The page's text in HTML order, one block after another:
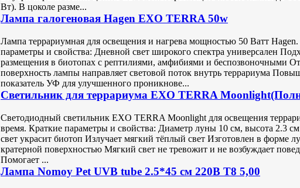
Вт). В цоколе разме...
Лампа галогеновая Hagen EXO TERRA 50w
Лампа террариумная для освещения и нагрева мощностью 50 Ватт
параметры и свойства: Дневной свет широкого спектра универсален
размещения в биотопах с рептилиями, амфибиями и беспозвоночными
поверхность лампы направляет световой поток внутрь террариума
показатель УФ для улучшенного проникнове...
Светильник для террариума EXO TERRA
Светодиодный светильник EXO TERRA Moonlight для освещения
время. Краткие параметры и свойства: Диаметр луны 10 см, высота 2.3
свет украсит биотоп Излучает мягкий тёплый свет Изготовлен в форме
кратерной поверхностью Мягкий свет не тревожит и не возбуждает
Помогает ...
Лампа Nomoy Pet UVB tube 2.5*45 см 220В Т8 5,00